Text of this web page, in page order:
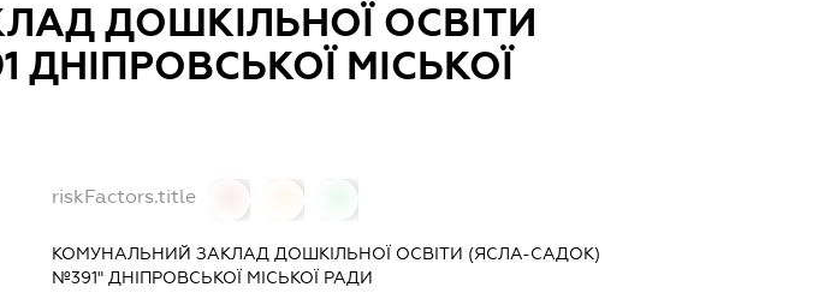
ДОШКІЛЬНОЇ ОСВІТИ
МІСЬКОЇ
riskFactors.title
КОМУНАЛЬНИЙ ЗАКЛАД ДОШКІЛЬНОЇ ОСВІТИ (ЯСЛА-САДОК)
№391" ДНІПРОВСЬКОЇ МІСЬКОЇ РАДИ